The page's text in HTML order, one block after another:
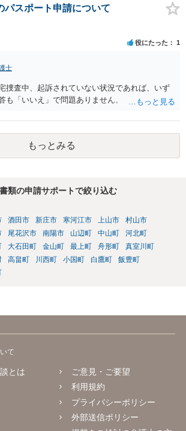
パスポート申請について
役にたった 1
士
捜査中、起訴されていない状況であれば、いず
も「いいえ」で問題ありません。
もっとみる
類の申請サポートで絞り込む
酒田市 新庄市 寒河江市 上山市
村山市
尾花沢市 南陽市 山辺町 中山町
河北町
大石田町 金山町 最上町 舟形町
真室川町
高畠町 川西町 小国町 白鷹町
飯豊町
て
とは
ご意見・ご要望
利用規約
プライバシーポリシー
外部送信ポリシー